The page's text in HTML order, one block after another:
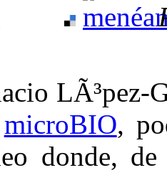
LÃ³pez-
microBIO,
donde,